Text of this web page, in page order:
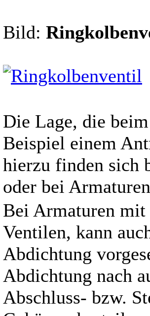
Bild:
Die Lage, die
Beispiel einem
hierzu finden sich
oder bei
Bei Armaturen
Ventilen, kann
Abdichtung
Abdichtung nach
Abschluss- bzw.